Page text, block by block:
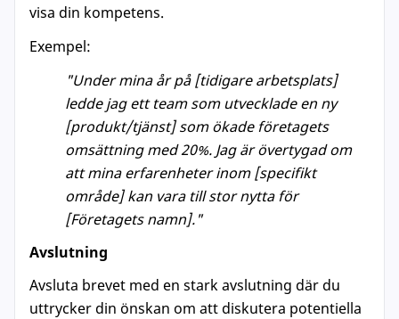
visa din kompetens.
Exempel:
"Under mina år på [tidigare arbetsplats]
ledde jag ett team som utvecklade en ny
[produkt/tjänst] som ökade företagets
omsättning med 20%. Jag är övertygad om
att mina erfarenheter inom [specifikt
område] kan vara till stor nytta för
[Företagets namn]."
Avslutning
Avsluta brevet med en stark avslutning där du
uttrycker din önskan om att diskutera potentiella